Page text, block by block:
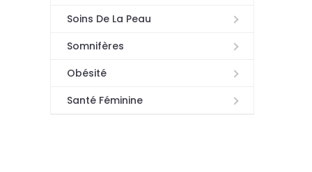
Soins De La Peau
Somnifères
Obésité
Santé Féminine